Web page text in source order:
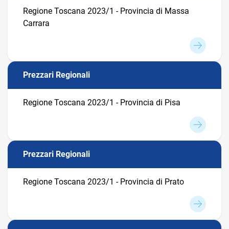
Regione Toscana 2023/1 - Provincia di Massa
Carrara
Prezzari Regionali
Regione Toscana 2023/1 - Provincia di Pisa
Prezzari Regionali
Regione Toscana 2023/1 - Provincia di Prato